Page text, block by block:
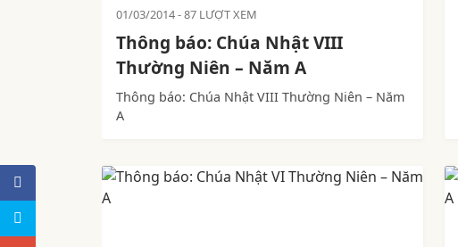
01/03/2014 87 LƯỢT XEM
Thông báo: Chúa Nhật VIII
Thường Niên – Năm A
Thông báo: Chúa Nhật VIII Thường Niên – Năm
A